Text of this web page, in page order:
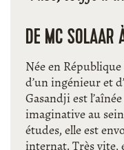
DE MC SOLAAR
Née en
d’un ingénieur et
Gasandji est
imaginative au
études, elle est
internat. Très vite,